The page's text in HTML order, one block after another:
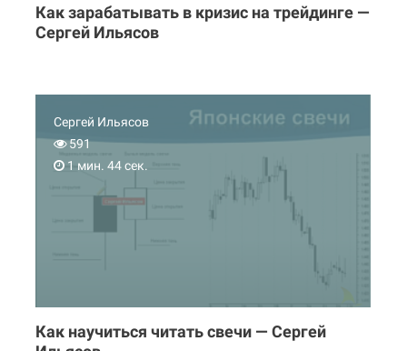
Как зарабатывать в кризис на трейдинге —
Сергей Ильясов
Сергей Ильясов
591
1 мин. 44 сек.
Как научиться читать свечи — Сергей